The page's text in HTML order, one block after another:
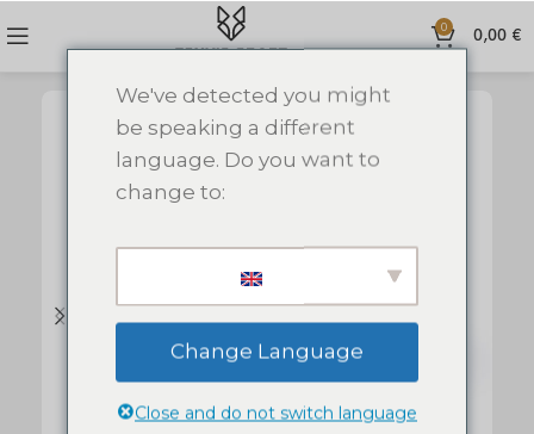
0 0,00 €
We've detected you might
be speaking a different
language. Do you want to
change to:
Change Language
Close and do not switch language